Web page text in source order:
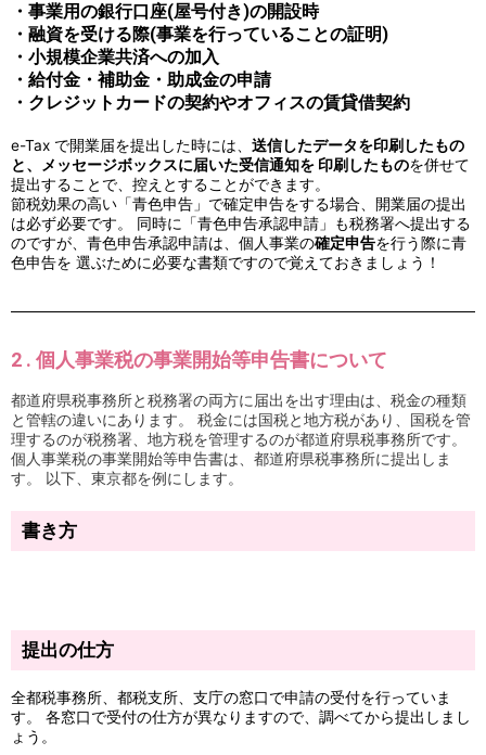
・事業用の銀行口座(屋号付き)の開設時
・融資を受ける際(事業を行っていることの証明)
・小規模企業共済への加入
・給付金・補助金・助成金の申請
・クレジットカードの契約やオフィスの賃貸借契約
e-Tax で開業届を提出した時には、 送信したデータを印刷したもの
と、メッセージボックスに届いた受信通知を 印刷したものを併せて
提出することで、控えとすることができます。
節税効果の高い「青色申告」で確定申告をする場合、開業届の提出
は必ず必要です。 同時に「青色申告承認申請」も税務署へ提出する
のですが、青色申告承認申請は、個人事業の確定申告を行う際に青
色申告を 選ぶために必要な書類ですので覚えておきましょう！
2 . 個人事業税の事業開始等申告書について
都道府県税事務所と税務署の両方に届出を出す理由は、税金の種類
と管轄の違いにあります。 税金には国税と地方税があり、国税を管
理するのが税務署、地方税を管理するのが都道府県税事務所です。
個人事業税の事業開始等申告書は、都道府県税事務所に提出しま
す。 以下、東京都を例にします。
書き方
提出の仕方
全都税事務所、都税支所、支庁の窓口で申請の受付を行っていま
す。 各窓口で受付の仕方が異なりますので、調べてから提出しまし
ょう。